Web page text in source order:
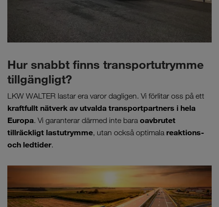
Hur snabbt finns transportutrymme
tillgängligt?
LKW WALTER lastar era varor dagligen. Vi förlitar oss på ett
kraftfullt nätverk av utvalda transportpartners i hela
Europa. Vi garanterar därmed inte bara oavbrutet
tillräckligt lastutrymme, utan också optimala reaktions-
och ledtider.